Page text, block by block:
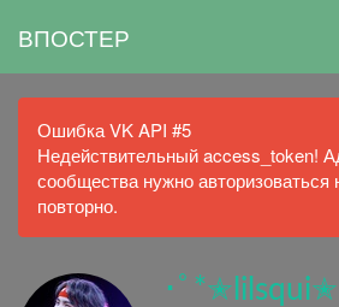
ВПОСТЕР
Ошибка VK API #5
Недействительный access_token!
сообщества нужно авторизоваться
повторно.
･ﾟ